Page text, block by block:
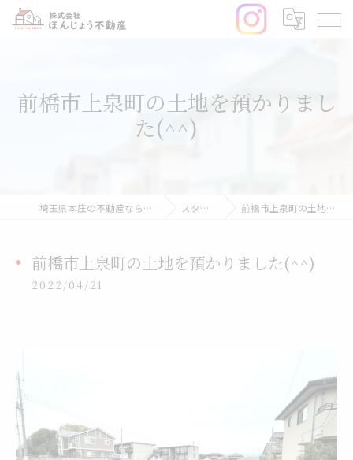
前橋市上泉町の土地を預かりまし
た(^^)
埼玉県本庄の不動産なら株式会社ほんじょう不動産 スタッフブログ 前橋市上泉町の土地を預かりました(^^)
前橋市上泉町の土地を預かりました(^^)
2022/04/21